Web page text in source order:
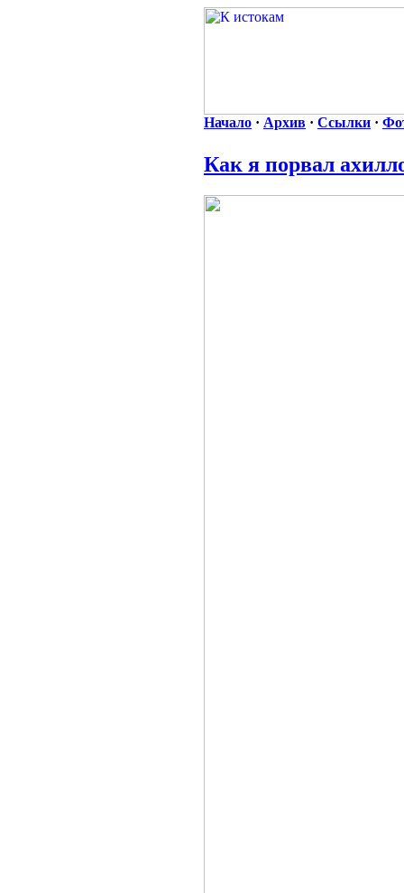
Начало · Архив · Ссылки ·
Как я порвал